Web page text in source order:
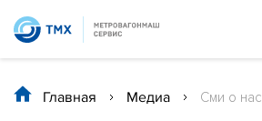
Главная / Медиа / Сми о нас